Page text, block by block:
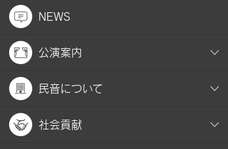
NEWS
公演案内
民音について
社会貢献